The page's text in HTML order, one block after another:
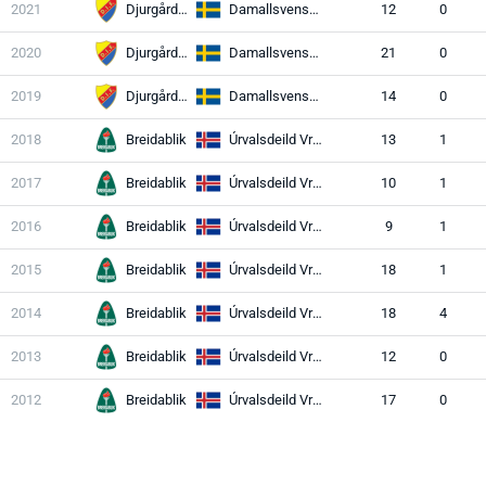
2021 Djurgården Damallsvenskan 12 0
2020 Djurgården Damallsvenskan 21 0
2019 Djurgården Damallsvenskan 14 0
2018 Breidablik Úrvalsdeild Vrouwen 13 1
2017 Breidablik Úrvalsdeild Vrouwen 10 1
2016 Breidablik Úrvalsdeild Vrouwen 9 1
2015 Breidablik Úrvalsdeild Vrouwen 18 1
2014 Breidablik Úrvalsdeild Vrouwen 18 4
2013 Breidablik Úrvalsdeild Vrouwen 12 0
2012 Breidablik Úrvalsdeild Vrouwen 17 0